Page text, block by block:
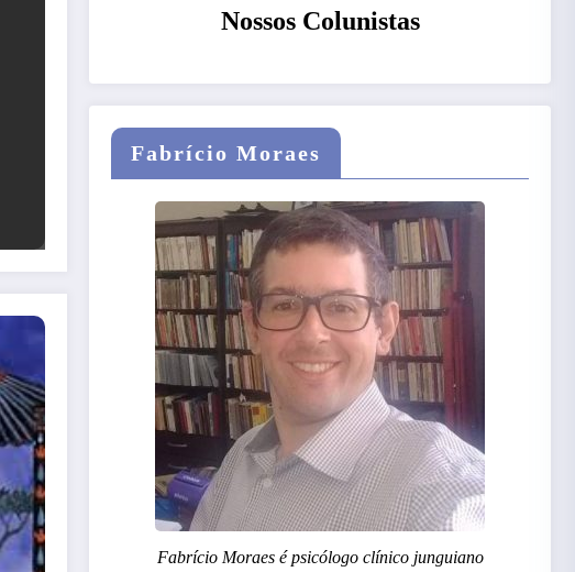
Nossos Colunistas
Fabrício Moraes
Fabrício Moraes é psicólogo clínico junguiano